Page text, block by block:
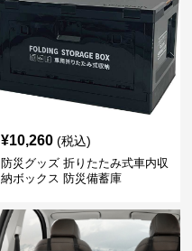
¥10,260 (税込)
防災グッズ 折りたたみ式車内収
納ボックス 防災備蓄庫